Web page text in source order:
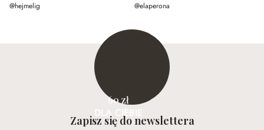
@hejmelig @elaperona
60 zł
DLA CIEBIE
Zapisz się do newslettera